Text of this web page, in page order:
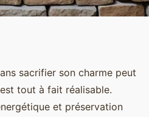
un mur en
son charme ?
sacrifier son charme peut
tout à fait réalisable.
et préservation